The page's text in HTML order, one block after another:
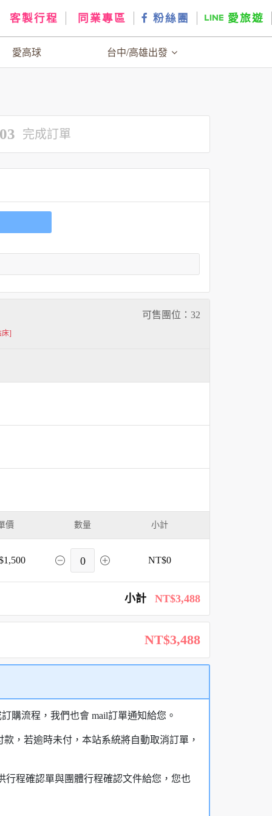
客製行程 同業專區 粉絲團 愛旅遊
愛高球 台中/高雄出發
完成訂單
可售團位： 32
]
價 數量 小計
0 NT$0
小計 NT$3,488
NT$3,488
購流程，我們也會 mail訂單通知給您。
，若逾時未付，本站系統將自動取消訂單，
行程確認單與團體行程確認文件給您，您也